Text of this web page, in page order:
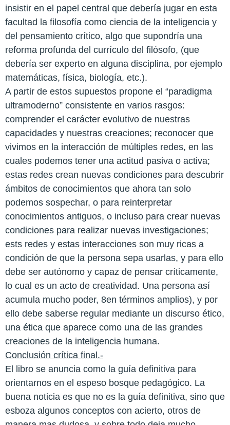
insistir en el papel central que debería jugar en esta
facultad la filosofía como ciencia de la inteligencia y
del pensamiento crítico, algo que supondría una
reforma profunda del currículo del filósofo, (que
debería ser experto en alguna disciplina, por ejemplo
matemáticas, física, biología, etc.).
A partir de estos supuestos propone el “paradigma
ultramoderno” consistente en varios rasgos:
comprender el carácter evolutivo de nuestras
capacidades y nuestras creaciones; reconocer que
vivimos en la interacción de múltiples redes, en las
cuales podemos tener una actitud pasiva o activa;
estas redes crean nuevas condiciones para descubrir
ámbitos de conocimientos que ahora tan solo
podemos sospechar, o para reinterpretar
conocimientos antiguos, o incluso para crear nuevas
condiciones para realizar nuevas investigaciones;
ests redes y estas interacciones son muy ricas a
condición de que la persona sepa usarlas, y para ello
debe ser autónomo y capaz de pensar críticamente,
lo cual es un acto de creatividad. Una persona así
acumula mucho poder, 8en términos amplios), y por
ello debe saberse regular mediante un discurso ético,
una ética que aparece como una de las grandes
creaciones de la inteligencia humana.
Conclusión crítica final.-
El libro se anuncia como la guía definitiva para
orientarnos en el espeso bosque pedagógico. La
buena noticia es que no es la guía definitiva, sino que
esboza algunos conceptos con acierto, otros de